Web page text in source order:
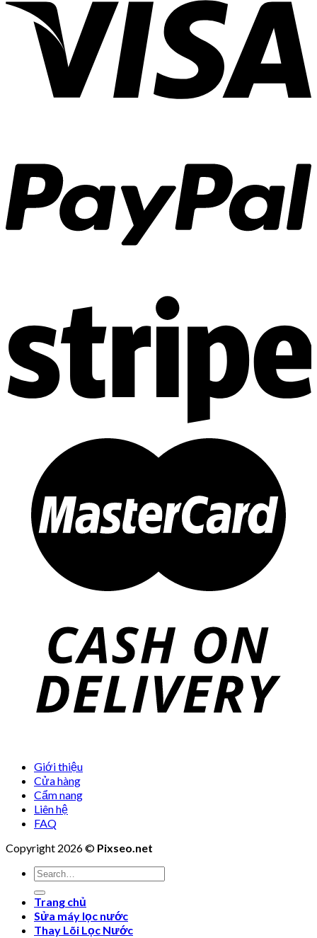
Giới thiệu
Cửa hàng
Cẩm nang
Liên hệ
FAQ
Copyright 2026 © Pixseo.net
Search
for:
Trang chủ
Sửa máy lọc nước
Thay Lõi Lọc Nước